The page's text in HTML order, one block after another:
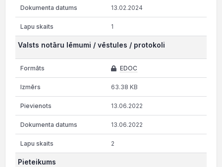
13.02.2024
1
Valsts notāru lēmumi / vēstules / protokoli
EDOC
63.38 KB
13.06.2022
13.06.2022
2
Pieteikums